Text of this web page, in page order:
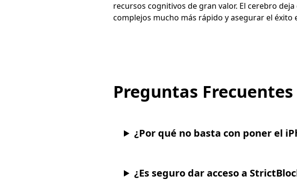
recursos cognitivos de gran valor. El cerebro
complejos mucho más rápido y asegurar el éxito
Preguntas Frecuentes
¿Por qué no basta con poner el
¿Es seguro dar acceso a